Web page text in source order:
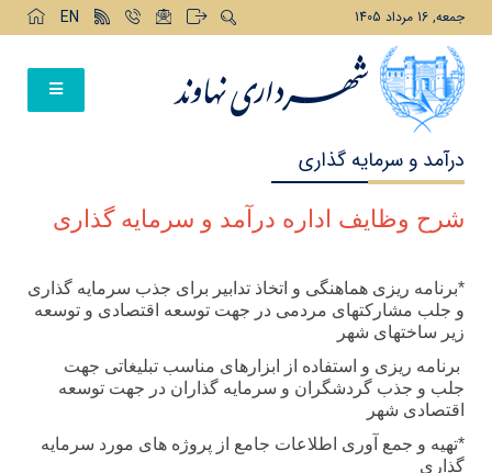
جمعه, 16 مرداد 1405 EN
درآمد و سرمایه گذاری
شرح وظایف اداره درآمد و سرمایه گذاری
*برنامه ریزی هماهنگی و اتخاذ تدابیر برای جذب سرمایه گذاری
و جلب مشارکتهای مردمی در جهت توسعه اقتصادی و توسعه
زیر ساختهای شهر
برنامه ریزی و استفاده از ابزارهای مناسب تبلیغاتی جهت
جلب و جذب گردشگران و سرمایه گذاران در جهت توسعه
اقتصادی شهر
*تهیه و جمع آوری اطلاعات جامع از پروژه های مورد سرمایه
گذاری